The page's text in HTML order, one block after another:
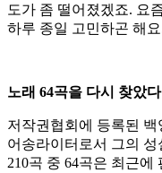
도가 좀 떨어졌겠죠. 요
하루 종일 고민하곤 해
노래 64곡을 다시 찾았다
저작권협회에 등록된 백
어송라이터로서 그의 성
210곡 중 64곡은 최근